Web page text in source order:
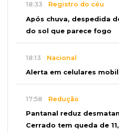
18:33 Registro do céu
Após chuva, despedida
do sol que parece fogo
18:13 Nacional
Alerta em celulares
17:58 Redução
Pantanal reduz
Cerrado tem queda de